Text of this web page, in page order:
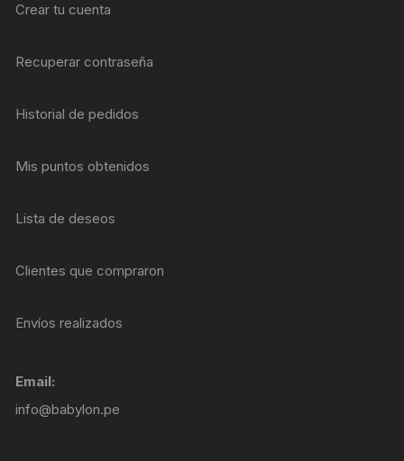
Crear tu cuenta
Recuperar contraseña
Historial de pedidos
Mis puntos obtenidos
Lista de deseos
Clientes que compraron
Envíos realizados
Email:
info@babylon.pe